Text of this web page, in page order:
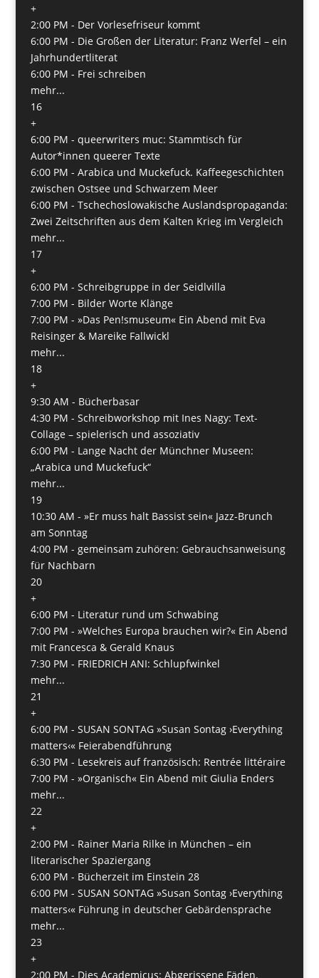
+
2:00 PM - Der Vorlesefriseur kommt
6:00 PM - Die Großen der Literatur: Franz Werfel – ein
Jahrhundertliterat
6:00 PM - Frei schreiben
mehr...
16
+
6:00 PM - queerwriters muc: Stammtisch für
Autor*innen queerer Texte
6:00 PM - Arabica und Muckefuck. Kaffeegeschichten
zwischen Ostsee und Schwarzem Meer
6:00 PM - Tschechoslowakische Auslandspropaganda:
Zwei Zeitschriften aus dem Kalten Krieg im Vergleich
mehr...
17
+
6:00 PM - Schreibgruppe in der Seidlvilla
7:00 PM - Bilder Worte Klänge
7:00 PM - »Das Pen!smuseum« Ein Abend mit Eva
Reisinger & Mareike Fallwickl
mehr...
18
+
9:30 AM - Bücherbasar
4:30 PM - Schreibworkshop mit Ines Nagy: Text-
Collage – spielerisch und assoziativ
6:00 PM - Lange Nacht der Münchner Museen:
„Arabica und Muckefuck“
mehr...
19
10:30 AM - »Er muss halt Bassist sein« Jazz-Brunch
am Sonntag
4:00 PM - gemeinsam zuhören: Gebrauchsanweisung
für Nachbarn
20
+
6:00 PM - Literatur rund um Schwabing
7:00 PM - »Welches Europa brauchen wir?« Ein Abend
mit Francesca & Gerald Knaus
7:30 PM - FRIEDRICH ANI: Schlupfwinkel
mehr...
21
+
6:00 PM - SUSAN SONTAG »Susan Sontag ›Everything
matters‹« Feierabendführung
6:30 PM - Lesekreis auf französisch: Rentrée littéraire
7:00 PM - »Organisch« Ein Abend mit Giulia Enders
mehr...
22
+
2:00 PM - Rainer Maria Rilke in München – ein
literarischer Spaziergang
6:00 PM - Bücherzeit im Einstein 28
6:00 PM - SUSAN SONTAG »Susan Sontag ›Everything
matters‹« Führung in deutscher Gebärdensprache
mehr...
23
+
2:00 PM - Dies Academicus: Abgerissene Fäden.